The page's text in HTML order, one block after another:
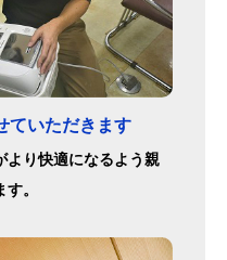
ていただきます
より快適になるよう親
。